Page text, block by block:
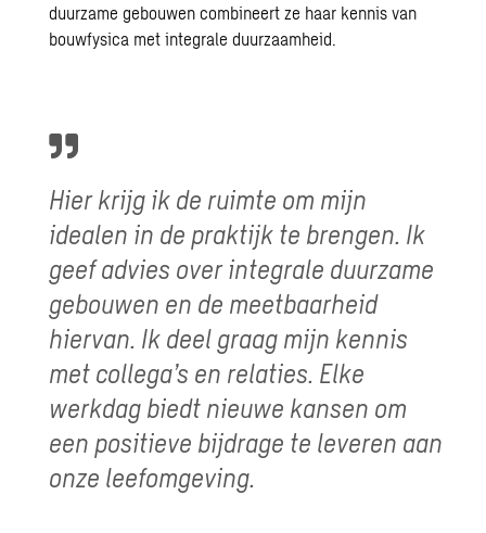
duurzame gebouwen combineert ze haar kennis van
bouwfysica met integrale duurzaamheid.
Hier krijg ik de ruimte om mijn
idealen in de praktijk te brengen. Ik
geef advies over integrale duurzame
gebouwen en de meetbaarheid
hiervan. Ik deel graag mijn kennis
met collega’s en relaties. Elke
werkdag biedt nieuwe kansen om
een positieve bijdrage te leveren aan
onze leefomgeving.